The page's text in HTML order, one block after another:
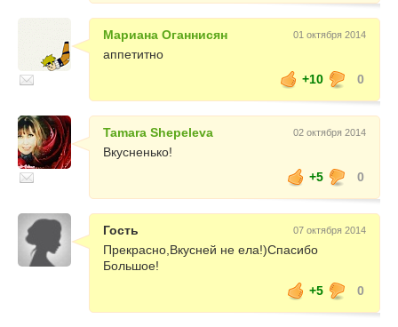
Мариана Оганнисян 01 октября 2014
аппетитно
+10
0
Tamara Shepeleva 02 октября 2014
Вкусненько!
+5
0
Гость 07 октября 2014
Прекрасно,Вкусней не ела!)Спасибо
Большое!
+5
0